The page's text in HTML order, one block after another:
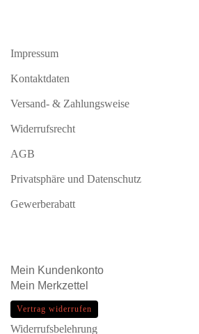
Impressum
Kontaktdaten
Versand- & Zahlungsweise
Widerrufsrecht
AGB
Privatsphäre und Datenschutz
Gewerberabatt
Mein Kundenkonto
Mein Merkzettel
Vertrag widerrufen
Widerrufsbelehrung